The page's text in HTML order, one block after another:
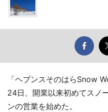
「ヘブンスそのはらSnow
24日、開業以来初めてスノ
ンの営業を始めた。